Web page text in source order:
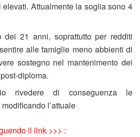
elevati. Attualmente la soglia sono 4
dei 21 anni, soprattutto per redditi
alle famiglie meno abbienti di
sostegno nel mantenimento dei
diploma.
rivedere di conseguenza le
l’attuale
il link >>> :